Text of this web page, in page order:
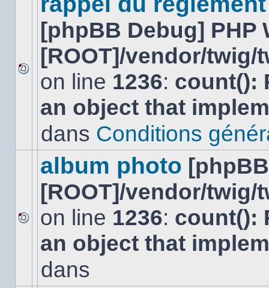
Aucun
nouveau
message
non-
dans
[phpBB Debug] PHP
[ROOT]/vendor/
on line 1236: count():
an object that
dans Conditions
Aucun
nouveau
message
album photo
[ROOT]/vendor/
on line 1236: count():
an object that
dans